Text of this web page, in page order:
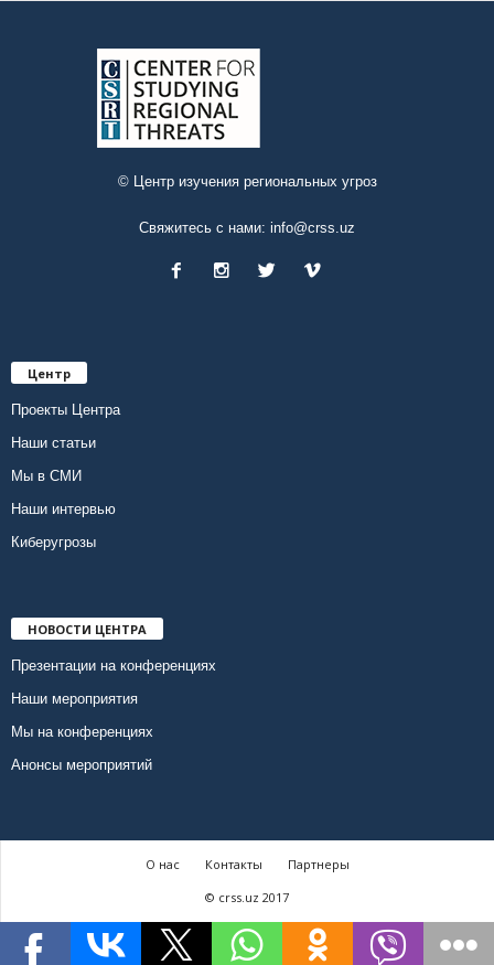
© Центр изучения региональных угроз
Свяжитесь с нами: info@crss.uz
Центр
Проекты Центра
Наши статьи
Мы в СМИ
Наши интервью
Киберугрозы
НОВОСТИ ЦЕНТРА
Презентации на конференциях
Наши мероприятия
Мы на конференциях
Анонсы мероприятий
О нас Контакты
Партнеры
© crss.uz 2017